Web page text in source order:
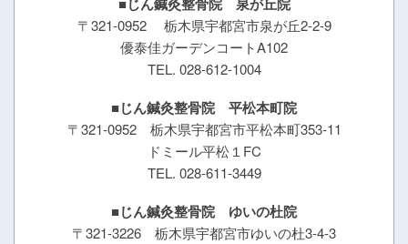
〒321-0952 栃木県宇都宮市泉が丘2-2-9
優泰佳ガーデンコートA102
TEL. 028-612-1004
■じん鍼灸整骨院 平松本町院
〒321-0952 栃木県宇都宮市平松本町353-11
ドミール平松１FC
TEL. 028-611-3449
■じん鍼灸整骨院 ゆいの杜院
〒321-3226 栃木県宇都宮市ゆいの杜3-4-3